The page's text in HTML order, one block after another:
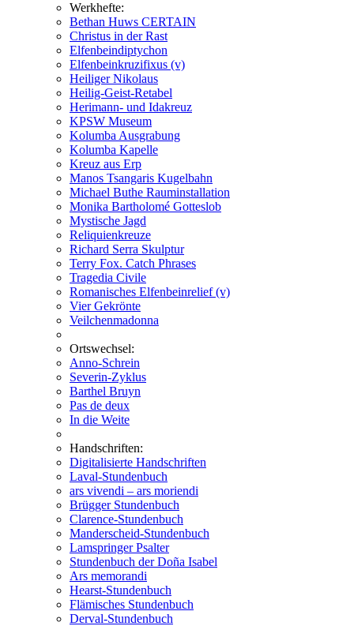
Werkhefte:
Bethan Huws CERTAIN
Christus in der Rast
Elfenbeindiptychon
Elfenbeinkruzifixus (v)
Heiliger Nikolaus
Heilig-Geist-Retabel
Herimann- und Idakreuz
KPSW Museum
Kolumba Ausgrabung
Kolumba Kapelle
Kreuz aus Erp
Manos Tsangaris Kugelbahn
Michael Buthe Rauminstallation
Monika Bartholomé Gotteslob
Mystische Jagd
Reliquienkreuze
Richard Serra Skulptur
Terry Fox. Catch Phrases
Tragedia Civile
Romanisches Elfenbeinrelief (v)
Vier Gekrönte
Veilchenmadonna
Ortswechsel:
Anno-Schrein
Severin-Zyklus
Barthel Bruyn
Pas de deux
In die Weite
Handschriften:
Digitalisierte Handschriften
Laval-Stundenbuch
ars vivendi – ars moriendi
Brügger Stundenbuch
Clarence-Stundenbuch
Manderscheid-Stundenbuch
Lamspringer Psalter
Stundenbuch der Doña Isabel
Ars memorandi
Hearst-Stundenbuch
Flämisches Stundenbuch
Derval-Stundenbuch